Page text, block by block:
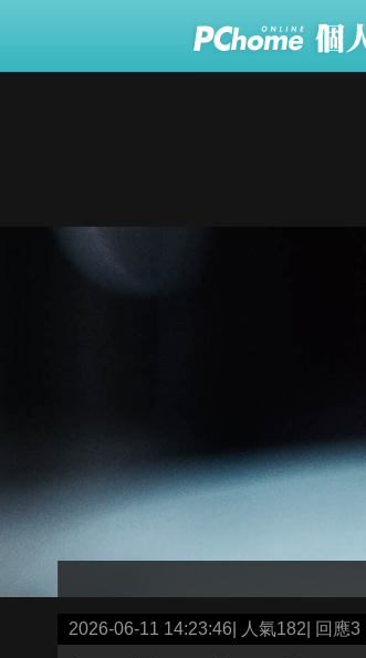
2026-06-11 14:23:46| 人氣182| 回應3 |